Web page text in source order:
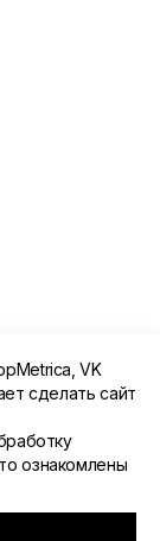
права
VK
сделать сайт
ознакомлены